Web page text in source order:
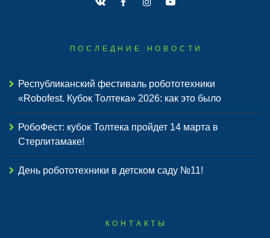
ПОСЛЕДНИЕ НОВОСТИ
Республиканский фестиваль робототехники
«Robofest. Кубок Толтека» 2026: как это было
РобоФест: кубок Толтека пройдет 14 марта в
Стерлитамаке!
День робототехники в детском саду №11!
КОНТАКТЫ